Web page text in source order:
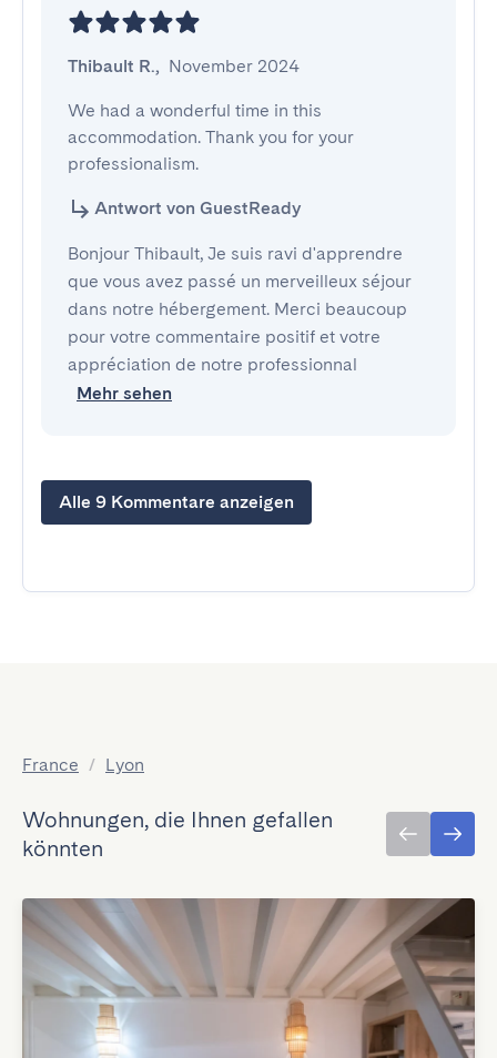
Thibault R., November 2024
We had a wonderful time in this
accommodation. Thank you for your
professionalism.
Antwort von GuestReady
Bonjour Thibault, Je suis ravi d'apprendre
que vous avez passé un merveilleux séjour
dans notre hébergement. Merci beaucoup
pour votre commentaire positif et votre
appréciation de notre professionnal
Mehr sehen
Alle 9 Kommentare anzeigen
France / Lyon
Wohnungen, die Ihnen gefallen
könnten